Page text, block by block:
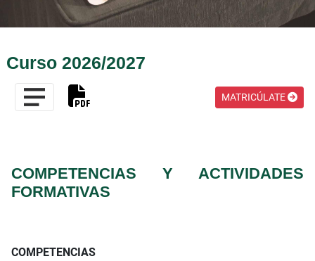
Curso 2026/2027
MATRICÚLATE
COMPETENCIAS Y ACTIVIDADES
FORMATIVAS
COMPETENCIAS